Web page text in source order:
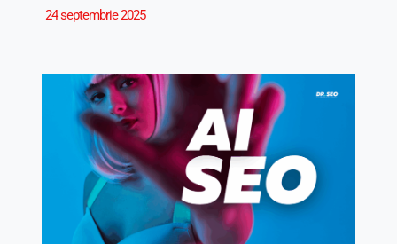
24 septembrie 2025